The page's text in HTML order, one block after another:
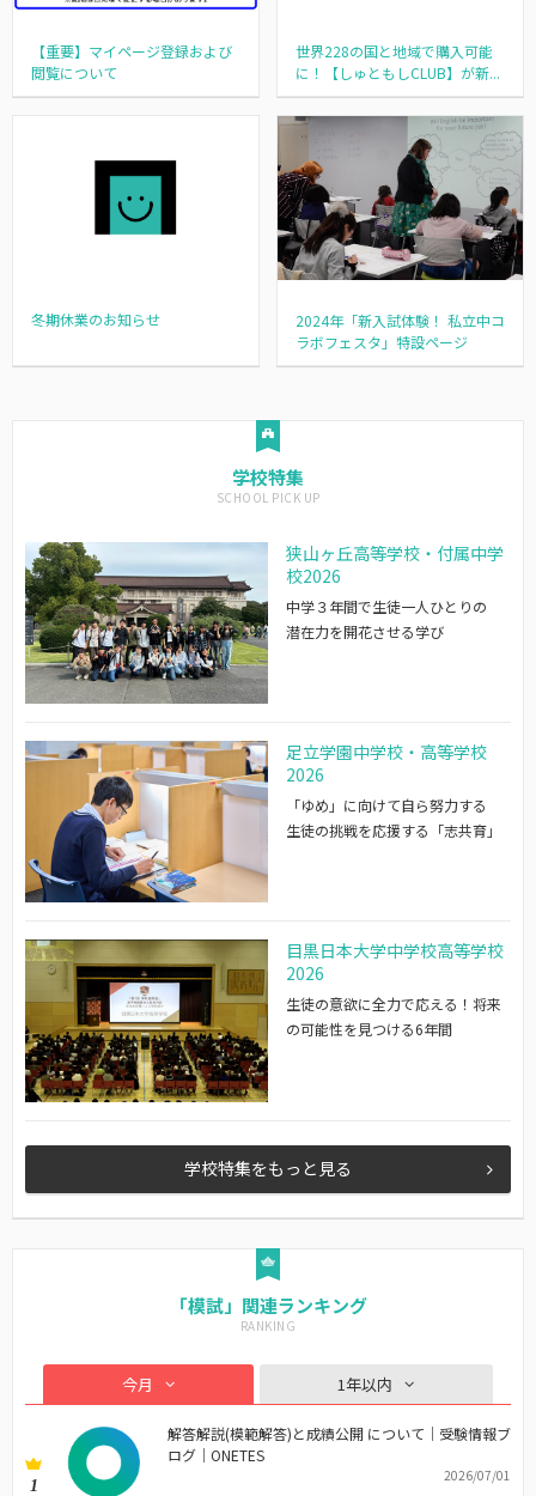
【重要】マイページ登録および
閲覧について
世界228の国と地域で購入可能
に！【しゅともしCLUB】が新...
冬期休業のお知らせ
2024年「新入試体験！ 私立中コ
ラボフェスタ」特設ページ
学校特集
狭山ヶ丘高等学校・付属中学
校2026
中学３年間で生徒一人ひとりの
潜在力を開花させる学び
足立学園中学校・高等学校
2026
「ゆめ」に向けて自ら努力する
生徒の挑戦を応援する「志共育」
目黒日本大学中学校高等学校
2026
生徒の意欲に全力で応える！将来
の可能性を見つける6年間
学校特集をもっと見る
「模試」関連ランキング
今月 1年以内
1
解答解説(模範解答)と成績公開 について｜受験情報ブ
ログ｜ONETES
2026/07/01